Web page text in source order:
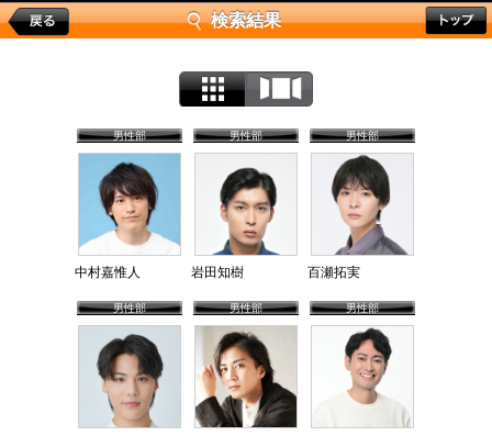
検索結果
男性部
中村嘉惟人
男性部
岩田知樹
男性部
百瀬拓実
男性部 男性部 男性部